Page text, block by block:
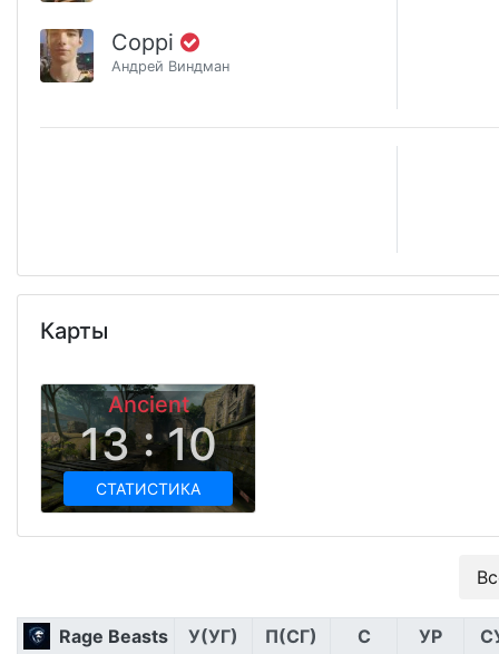
Coppi
Андрей Виндман
Карты
Ancient
13 : 10
СТАТИСТИКА
Rage Beasts У(УГ) П(СГ) С УР